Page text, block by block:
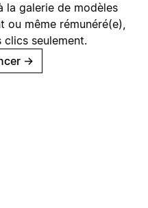
la galerie de modèles
ou même rémunéré(e),
clics seulement.
→